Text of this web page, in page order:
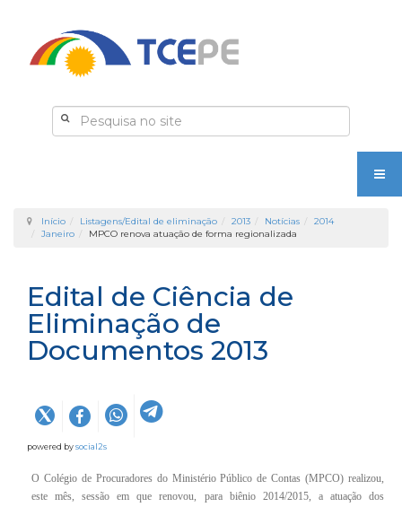
Início Listagens/Edital de eliminação 2013 Notícias
2014
Janeiro
MPCO renova atuação de forma regionalizada
Edital de Ciência de
Eliminação de
Documentos 2013
powered bysocial2s
O Colégio de Procuradores do Ministério Público de Contas (MPCO) realizou,
este mês, sessão em que renovou, para biênio 2014/2015, a atuação dos